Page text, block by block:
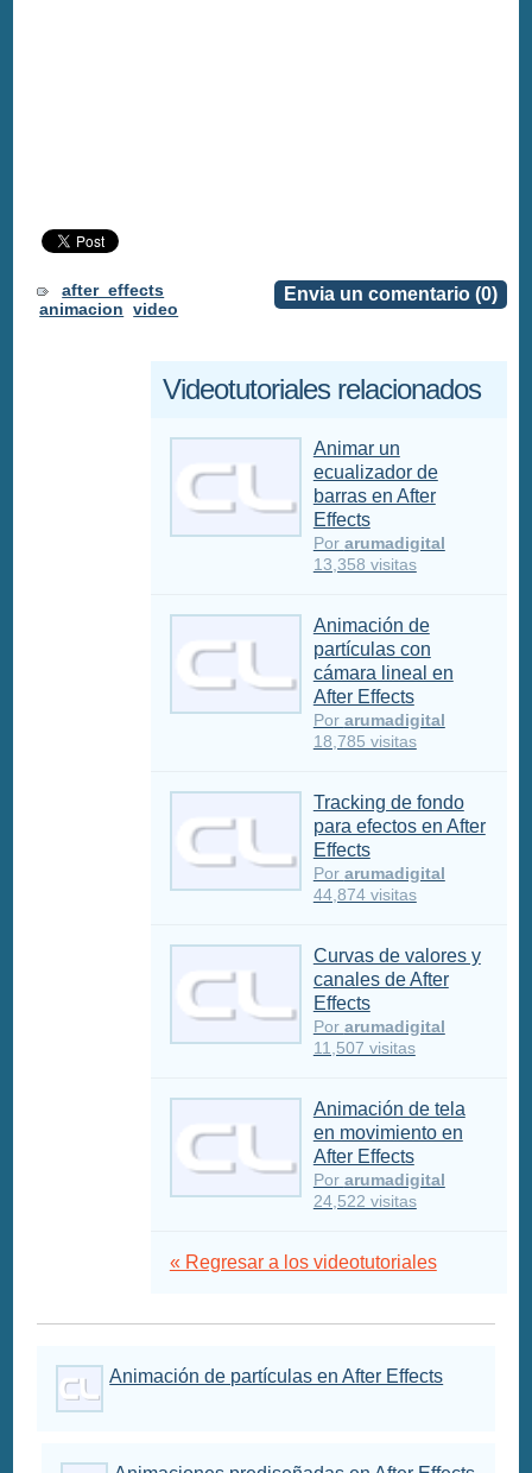
Envia un comentario (0)
after_effects
animacion video
Videotutoriales relacionados
Animar un
ecualizador de
barras en After
Effects
Por arumadigital
13,358 visitas
Animación de
partículas con
cámara lineal en
After Effects
Por arumadigital
18,785 visitas
Tracking de fondo
para efectos en After
Effects
Por arumadigital
44,874 visitas
Curvas de valores y
canales de After
Effects
Por arumadigital
11,507 visitas
Animación de tela
en movimiento en
After Effects
Por arumadigital
24,522 visitas
« Regresar a los videotutoriales
Animación de partículas en After Effects